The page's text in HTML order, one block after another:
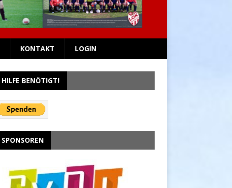
KONTAKT LOGIN
HILFE BENÖTIGT!
SPONSOREN